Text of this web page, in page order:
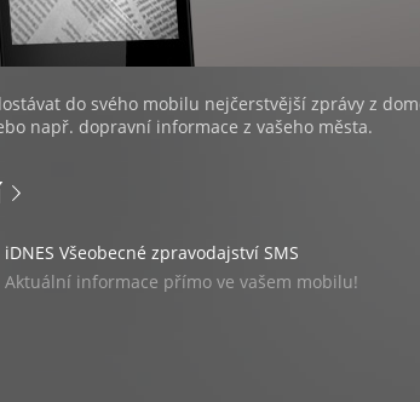
do svého mobilu nejčerstvější zprávy z
např. dopravní informace z vašeho města.
iDNES Všeobecné zpravodajství SMS
Aktuální informace přímo ve vašem mobilu!